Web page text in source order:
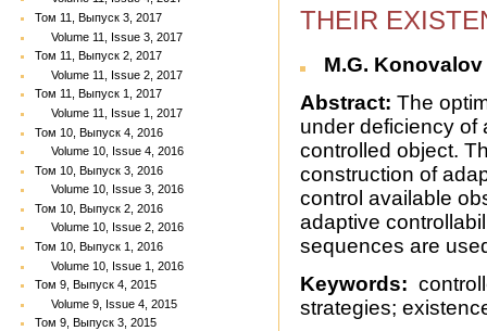
Том 11, Выпуск 3, 2017
Volume 11, Issue 3, 2017
Том 11, Выпуск 2, 2017
Volume 11, Issue 2, 2017
Том 11, Выпуск 1, 2017
Volume 11, Issue 1, 2017
Том 10, Выпуск 4, 2016
Volume 10, Issue 4, 2016
Том 10, Выпуск 3, 2016
Volume 10, Issue 3, 2016
Том 10, Выпуск 2, 2016
Volume 10, Issue 2, 2016
Том 10, Выпуск 1, 2016
Volume 10, Issue 1, 2016
Том 9, Выпуск 4, 2015
Volume 9, Issue 4, 2015
Том 9, Выпуск 3, 2015
THEIR
M.G.
Abstract: The
under deficiency of
controlled object.
construction of
control available
adaptive
sequences are
Keywords:
strategies;